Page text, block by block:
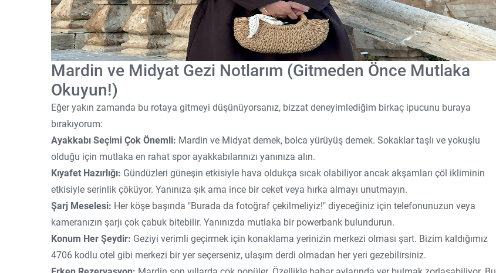
Mardin ve Midyat Gezi Notlarım (Gitmeden Önce Mutlaka
Okuyun!)
Eğer yakın zamanda bu rotaya gitmeyi düşünüyorsanız, bizzat deneyimlediğim birkaç ipucunu buraya
bırakıyorum:
Ayakkabı Seçimi Çok Önemli: Mardin ve Midyat demek, bolca yürüyüş demek. Sokaklar taşlı ve yokuşlu
olduğu için mutlaka en rahat spor ayakkabılarınızı yanınıza alın.
Kıyafet Hazırlığı: Gündüzleri güneşin etkisiyle hava oldukça sıcak olabiliyor ancak akşamları çöl ikliminin
etkisiyle serinlik çöküyor. Yanınıza şık ama ince bir ceket veya hırka almayı unutmayın.
Şarj Meselesi: Her köşe başında "Burada da fotoğraf çekilmeliyiz!" diyeceğiniz için telefonunuzun veya
kameranızın şarjı çok çabuk bitebilir. Yanınızda mutlaka bir powerbank bulundurun.
Konum Her Şeydir: Geziyi verimli geçirmek için konaklama yerinizin merkezi olması şart. Bizim kaldığımız
4706 kodlu otel gibi merkezi bir yer seçerseniz, ulaşım derdi olmadan her yeri gezebilirsiniz.